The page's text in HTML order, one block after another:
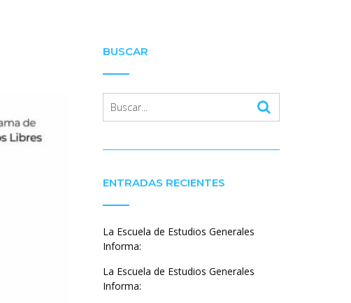
BUSCAR
ENTRADAS RECIENTES
La Escuela de Estudios Generales
Informa:
La Escuela de Estudios Generales
Informa: